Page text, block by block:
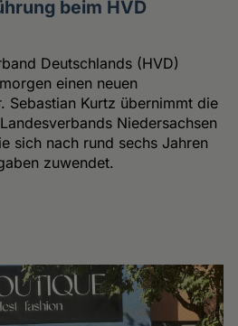
beim HVD
Deutschlands (HVD)
einen neuen
Sebastian Kurtz übernimmt die
Niedersachsen
sich nach rund sechs Jahren
zuwendet.